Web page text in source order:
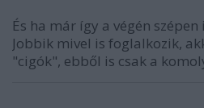
És ha már így a végén
Jobbik mivel is foglalkozik,
"cigók", ebből is csak a